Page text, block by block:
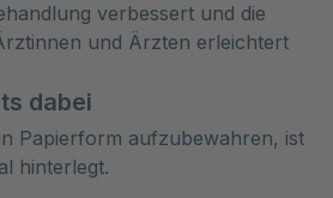
verbessert und die
und Ärzten erleichtert
dabei
Papierform aufzubewahren, ist
hinterlegt.